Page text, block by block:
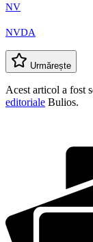
NV
NVDA
Urmărește
Acest articol a fost
editoriale Bulios.